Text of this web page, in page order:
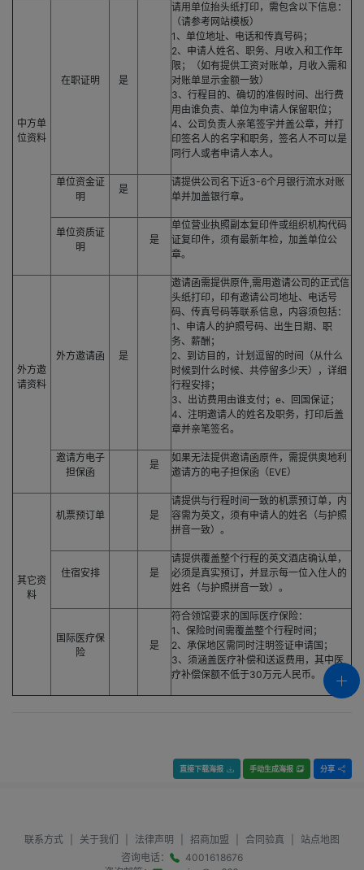
中方单
位资料
在职证明 是
请用单位抬头纸打印，需包含以下信息：
（请参考网站模板）
1、单位地址、电话和传真号码；
2、申请人姓名、职务、月收入和工作年
限；（如有提供工资对账单，月收入需和
对账单显示金额一致）
3、行程目的、确切的准假时间、出行费
用由谁负责、单位为申请人保留职位；
4、公司负责人亲笔签字并盖公章，并打
印签名人的名字和职务，签名人不可以是
同行人或者申请人本人。
单位资金证
明
是
请提供公司名下近3-6个月银行流水对账
单并加盖银行章。
单位资质证
明
是
单位营业执照副本复印件或组织机构代码
证复印件，须有最新年检，加盖单位公
章。
外方邀
请资料
外方邀请函 是
邀请函需提供原件,需用邀请公司的正式信
头纸打印，印有邀请公司地址、电话号
码、传真号码等联系信息，内容须包括：
1、申请人的护照号码、出生日期、职
务、薪酬；
2、到访目的，计划逗留的时间（从什么
时候到什么时候、共停留多少天），详细
行程安排；
3、出访费用由谁支付；e、回国保证；
4、注明邀请人的姓名及职务，打印后盖
章并亲笔签名。
邀请方电子
担保函
是
如果无法提供邀请函原件，需提供奥地利
邀请方的电子担保函（EVE）
其它资
料
机票预订单 是
请提供与行程时间一致的机票预订单，内
容需为英文，须有申请人的姓名（与护照
拼音一致）。
住宿安排 是
请提供覆盖整个行程的英文酒店确认单，
必须是真实预订，并显示每一位入住人的
姓名（与护照拼音一致）。
国际医疗保
险
是
符合领馆要求的国际医疗保险：
1、保险时间需覆盖整个行程时间；
2、承保地区需同时注明签证申请国；
3、须涵盖医疗补偿和送返费用，其中医
疗补偿保额不低于30万元人民币。
直接下载海报 手动生成海报 分享
联系方式 关于我们 法律声明 招商加盟 合同验真
站点地图
咨询电话：
4001618676